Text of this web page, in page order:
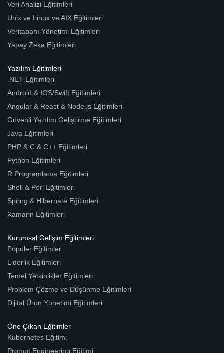
Veri Analizi Eğitimleri
Unix ve Linux ve AIX Eğitimleri
Veritabanı Yönetimi Eğitimleri
Yapay Zeka Eğitimleri
Yazılım Eğitimleri
.NET Eğitimleri
Android & IOS/Swift Eğitimleri
Angular & React & Node.js Eğitimleri
Güvenli Yazılım Geliştirme Eğitimleri
Java Eğitimleri
PHP & C & C++ Eğitimleri
Python Eğitimleri
R Programlama Eğitimleri
Shell & Perl Eğitimleri
Spring & Hibernate Eğitimleri
Xamarin Eğitimleri
Kurumsal Gelişim Eğitimleri
Popüler Eğitimler
Liderlik Eğitimleri
Temel Yetkinlikler Eğitimleri
Problem Çözme ve Düşünme Eğitimleri
Dijital Ürün Yönetimi Eğitimleri
Öne Çıkan Eğitimler
Kubernetes Eğitimi
Prompt Engineering Eğitimi